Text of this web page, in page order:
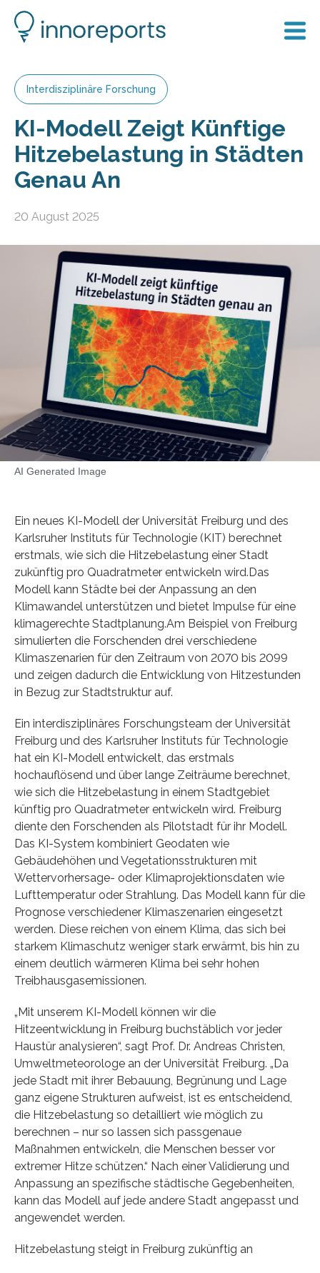
Interdisziplinäre Forschung
KI-Modell Zeigt Künftige
Hitzebelastung in Städten
Genau An
20 August 2025
AI Generated Image
Ein neues KI-Modell der Universität Freiburg und des
Karlsruher Instituts für Technologie (KIT) berechnet
erstmals, wie sich die Hitzebelastung einer Stadt
zukünftig pro Quadratmeter entwickeln wird.Das
Modell kann Städte bei der Anpassung an den
Klimawandel unterstützen und bietet Impulse für eine
klimagerechte Stadtplanung.Am Beispiel von Freiburg
simulierten die Forschenden drei verschiedene
Klimaszenarien für den Zeitraum von 2070 bis 2099
und zeigen dadurch die Entwicklung von Hitzestunden
in Bezug zur Stadtstruktur auf.
Ein interdisziplinäres Forschungsteam der Universität
Freiburg und des Karlsruher Instituts für Technologie
hat ein KI-Modell entwickelt, das erstmals
hochauflösend und über lange Zeiträume berechnet,
wie sich die Hitzebelastung in einem Stadtgebiet
künftig pro Quadratmeter entwickeln wird. Freiburg
diente den Forschenden als Pilotstadt für ihr Modell.
Das KI-System kombiniert Geodaten wie
Gebäudehöhen und Vegetationsstrukturen mit
Wettervorhersage- oder Klimaprojektionsdaten wie
Lufttemperatur oder Strahlung. Das Modell kann für die
Prognose verschiedener Klimaszenarien eingesetzt
werden. Diese reichen von einem Klima, das sich bei
starkem Klimaschutz weniger stark erwärmt, bis hin zu
einem deutlich wärmeren Klima bei sehr hohen
Treibhausgasemissionen.
„Mit unserem KI-Modell können wir die
Hitzeentwicklung in Freiburg buchstäblich vor jeder
Haustür analysieren“, sagt Prof. Dr. Andreas Christen,
Umweltmeteorologe an der Universität Freiburg. „Da
jede Stadt mit ihrer Bebauung, Begrünung und Lage
ganz eigene Strukturen aufweist, ist es entscheidend,
die Hitzebelastung so detailliert wie möglich zu
berechnen – nur so lassen sich passgenaue
Maßnahmen entwickeln, die Menschen besser vor
extremer Hitze schützen.“ Nach einer Validierung und
Anpassung an spezifische städtische Gegebenheiten,
kann das Modell auf jede andere Stadt angepasst und
angewendet werden.
Hitzebelastung steigt in Freiburg zukünftig an